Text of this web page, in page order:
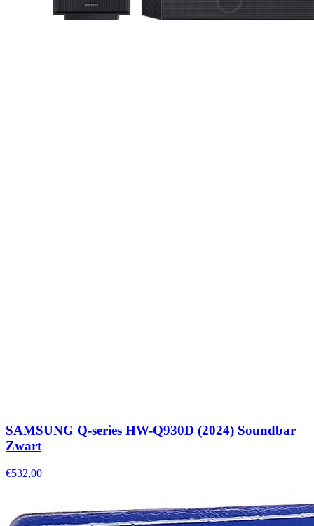
SAMSUNG Q-series HW-Q930D (2024) Soundbar
Zwart
€532,00